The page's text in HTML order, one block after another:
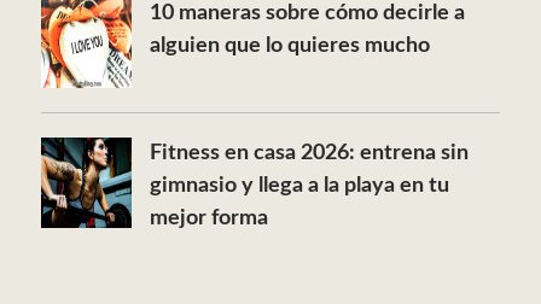
10 maneras sobre cómo decirle a
alguien que lo quieres mucho
Fitness en casa 2026: entrena sin
gimnasio y llega a la playa en tu
mejor forma